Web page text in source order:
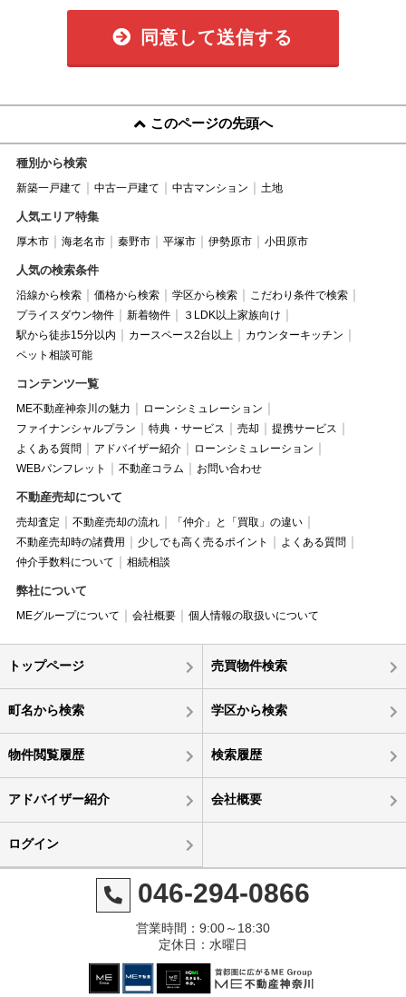
同意して送信する
このページの先頭へ
種別から検索
新築一戸建て 中古一戸建て 中古マンション 土地
人気エリア特集
厚木市 海老名市 秦野市 平塚市 伊勢原市 小田原市
人気の検索条件
沿線から検索 価格から検索 学区から検索
こだわり条件で検索
プライスダウン物件
新着物件
３LDK以上家族向け
駅から徒歩15分以内
カースペース2台以上
カウンターキッチン
ペット相談可能
コンテンツ一覧
ME不動産神奈川の魅力
ローンシミュレーション
ファイナンシャルプラン
特典・サービス 売却
提携サービス
よくある質問
アドバイザー紹介
ローンシミュレーション
WEBパンフレット
不動産コラム お問い合わせ
不動産売却について
売却査定 不動産売却の流れ
「仲介」と「買取」の違い
不動産売却時の諸費用
少しでも高く売るポイント
よくある質問
仲介手数料について
相続相談
弊社について
MEグループについて 会社概要 個人情報の取扱いについて
トップページ 売買物件検索
町名から検索 学区から検索
物件閲覧履歴 検索履歴
アドバイザー紹介 会社概要
ログイン
046-294-0866
営業時間：9:00～18:30
定休日：水曜日